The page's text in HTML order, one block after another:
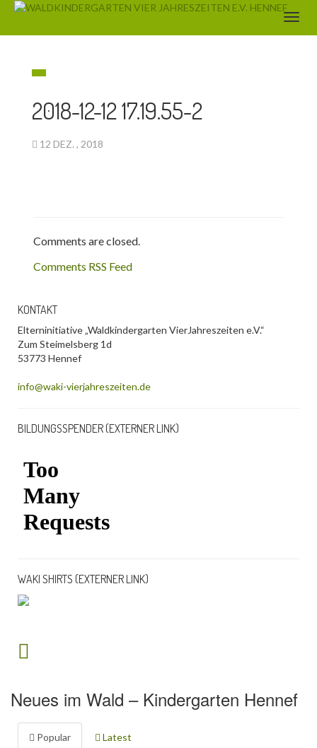
2018-12-12 17.19.55-2
12 DEZ. , 2018
Comments are closed.
Comments RSS Feed
KONTAKT
Elterninitiative „Waldkindergarten VierJahreszeiten e.V.“
Zum Steimelsberg 1d
53773 Hennef
info@waki-vierjahreszeiten.de
BILDUNGSSPENDER (EXTERNER LINK)
WAKI SHIRTS (EXTERNER LINK)
Neues im Wald – Kindergarten Hennef
Popular Latest